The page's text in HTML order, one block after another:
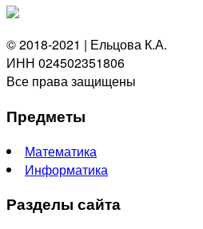
© 2018-2021 | Ельцова К.А.
ИНН 024502351806
Все права защищены
Предметы
Математика
Информатика
Разделы сайта